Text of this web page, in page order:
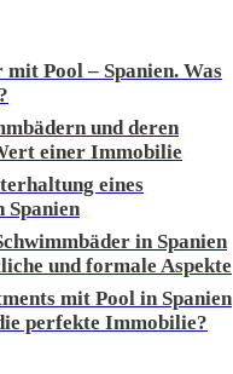
Pool – Spanien. Was
und deren
einer Immobilie
eines
Spanien
in Spanien
und formale Aspekte
mit Pool in Spanien
perfekte Immobilie?